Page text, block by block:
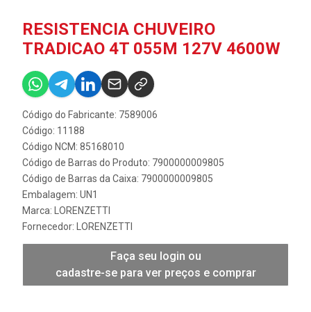
RESISTENCIA CHUVEIRO
TRADICAO 4T 055M 127V 4600W
Código do Fabricante: 7589006
Código: 11188
Código NCM: 85168010
Código de Barras do Produto: 7900000009805
Código de Barras da Caixa: 7900000009805
Embalagem: UN1
Marca: LORENZETTI
Fornecedor: LORENZETTI
Faça seu login ou
cadastre-se para ver preços e comprar